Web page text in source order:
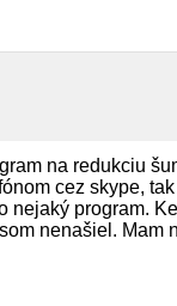
na redukciu
cez skype,
nejaký program.
nenašiel. Mam